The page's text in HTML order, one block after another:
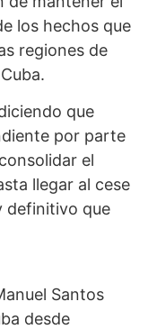
los hechos que
regiones de
que
por parte
el
llegar al cese
definitivo que
Santos
desde